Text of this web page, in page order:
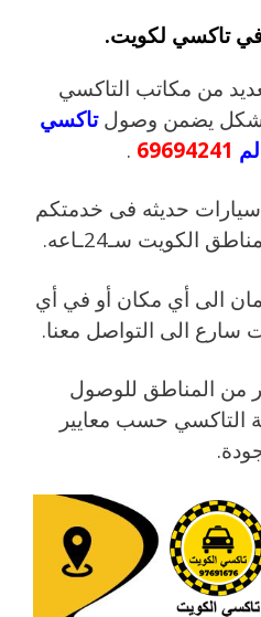
في تاكسي لكويت.
من مكاتب التاكسي
بشكل يضمن وصولتاكسي
69694241
.
حديثه فى خدمتكم
الكويت سـ24ـاعه.
الى أي مكان أو في أي
سارع الى التواصل معنا.
من المناطق للوصول
التاكسي حسب معايير